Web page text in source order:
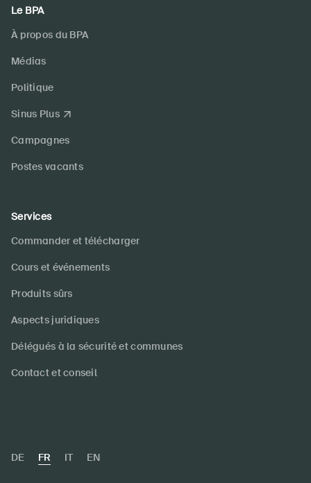
Le BPA
À propos du BPA
Médias
Politique
Sinus Plus
Campagnes
Postes vacants
Services
Commander et télécharger
Cours et événements
Produits sûrs
Aspects juridiques
Délégués à la sécurité et communes
Contact et conseil
DE FR IT EN